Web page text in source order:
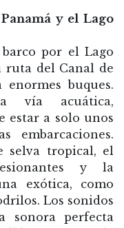
y el Lago
por el Lago
ruta del Canal de
buques.
vía acuática,
estar a solo unos
embarcaciones.
selva tropical, el
y la
exótica, como
Los sonidos
sonora perfecta